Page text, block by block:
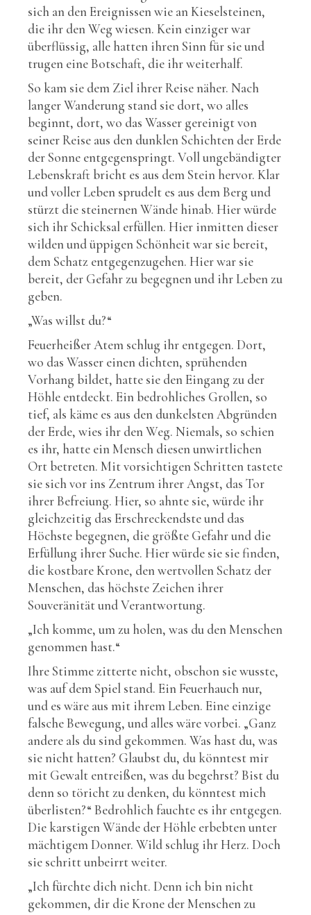
sich an den Ereignissen wie an Kieselsteinen,
die ihr den Weg wiesen. Kein einziger war
überflüssig, alle hatten ihren Sinn für sie und
trugen eine Botschaft, die ihr weiterhalf.
So kam sie dem Ziel ihrer Reise näher. Nach
langer Wanderung stand sie dort, wo alles
beginnt, dort, wo das Wasser gereinigt von
seiner Reise aus den dunklen Schichten der Erde
der Sonne entgegenspringt. Voll ungebändigter
Lebenskraft bricht es aus dem Stein hervor. Klar
und voller Leben sprudelt es aus dem Berg und
stürzt die steinernen Wände hinab. Hier würde
sich ihr Schicksal erfüllen. Hier inmitten dieser
wilden und üppigen Schönheit war sie bereit,
dem Schatz entgegenzugehen. Hier war sie
bereit, der Gefahr zu begegnen und ihr Leben zu
geben.
„Was willst du?“
Feuerheißer Atem schlug ihr entgegen. Dort,
wo das Wasser einen dichten, sprühenden
Vorhang bildet, hatte sie den Eingang zu der
Höhle entdeckt. Ein bedrohliches Grollen, so
tief, als käme es aus den dunkelsten Abgründen
der Erde, wies ihr den Weg. Niemals, so schien
es ihr, hatte ein Mensch diesen unwirtlichen
Ort betreten. Mit vorsichtigen Schritten tastete
sie sich vor ins Zentrum ihrer Angst, das Tor
ihrer Befreiung. Hier, so ahnte sie, würde ihr
gleichzeitig das Erschreckendste und das
Höchste begegnen, die größte Gefahr und die
Erfüllung ihrer Suche. Hier würde sie sie finden,
die kostbare Krone, den wertvollen Schatz der
Menschen, das höchste Zeichen ihrer
Souveränität und Verantwortung.
„Ich komme, um zu holen, was du den Menschen
genommen hast.“
Ihre Stimme zitterte nicht, obschon sie wusste,
was auf dem Spiel stand. Ein Feuerhauch nur,
und es wäre aus mit ihrem Leben. Eine einzige
falsche Bewegung, und alles wäre vorbei. „Ganz
andere als du sind gekommen. Was hast du, was
sie nicht hatten? Glaubst du, du könntest mir
mit Gewalt entreißen, was du begehrst? Bist du
denn so töricht zu denken, du könntest mich
überlisten?“ Bedrohlich fauchte es ihr entgegen.
Die karstigen Wände der Höhle erbebten unter
mächtigem Donner. Wild schlug ihr Herz. Doch
sie schritt unbeirrt weiter.
„Ich fürchte dich nicht. Denn ich bin nicht
gekommen, dir die Krone der Menschen zu